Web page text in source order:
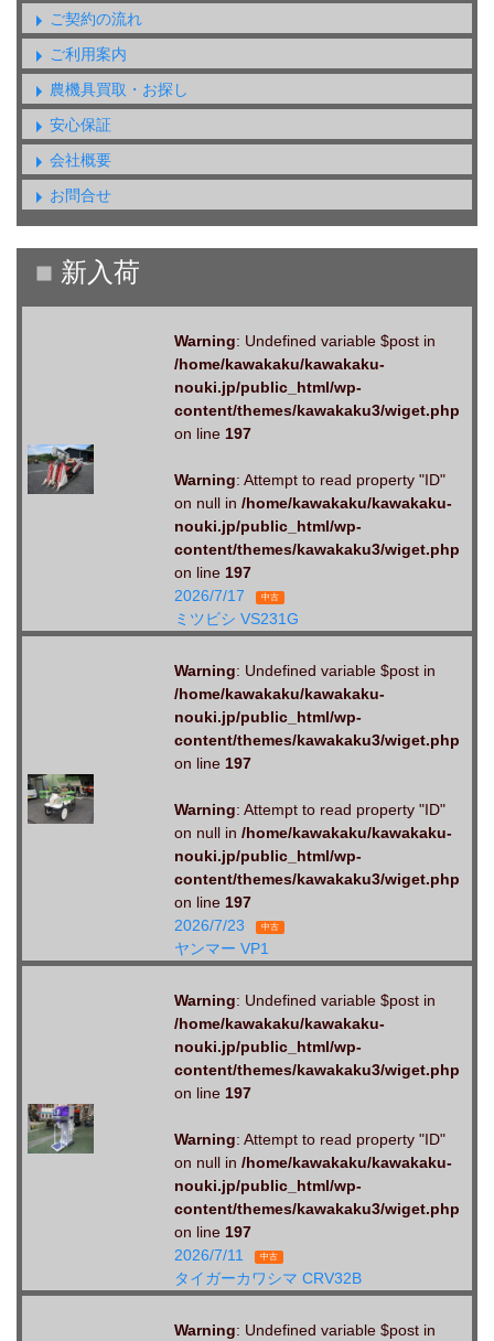
ご契約の流れ
ご利用案内
農機具買取・お探し
安心保証
会社概要
お問合せ
Warning: Undefined variable $post in
/home/kawakaku/kawakaku-
nouki.jp/public_html/wp-
content/themes/kawakaku3/wiget.php
on line 197
Warning: Attempt to read property "ID"
on null in /home/kawakaku/kawakaku-
nouki.jp/public_html/wp-
content/themes/kawakaku3/wiget.php
on line 197
2026/7/17
中古
ミツビシ VS231G
Warning: Undefined variable $post in
/home/kawakaku/kawakaku-
nouki.jp/public_html/wp-
content/themes/kawakaku3/wiget.php
on line 197
Warning: Attempt to read property "ID"
on null in /home/kawakaku/kawakaku-
nouki.jp/public_html/wp-
content/themes/kawakaku3/wiget.php
on line 197
2026/7/23
中古
ヤンマー VP1
Warning: Undefined variable $post in
/home/kawakaku/kawakaku-
nouki.jp/public_html/wp-
content/themes/kawakaku3/wiget.php
on line 197
Warning: Attempt to read property "ID"
on null in /home/kawakaku/kawakaku-
nouki.jp/public_html/wp-
content/themes/kawakaku3/wiget.php
on line 197
2026/7/11
中古
タイガーカワシマ CRV32B
Warning: Undefined variable $post in